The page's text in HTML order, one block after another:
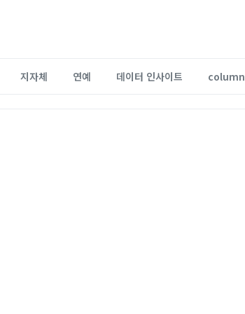
지자체 연예 데이터 인사이트 column